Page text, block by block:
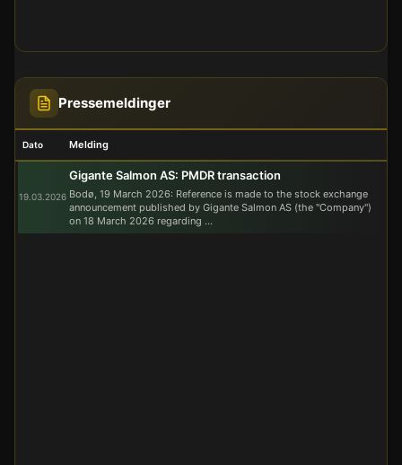
Pressemeldinger
Dato Melding
19.03.2026
Gigante Salmon AS: PMDR transaction
Bodø, 19 March 2026: Reference is made to the stock exchange
announcement published by Gigante Salmon AS (the "Company")
on 18 March 2026 regarding ...